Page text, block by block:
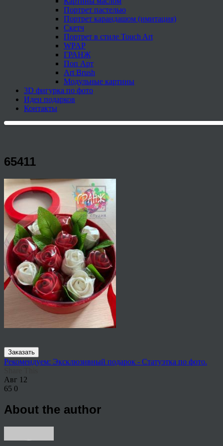
Портрет пастелью
Портрет карандашом (имитация)
Скетч
Портрет в стиле Touch Art
WPAP
ГРАНЖ
Поп Арт
Art Brush
Модульные картины
3D фигурка по фото
Идеи подарков
Контакты
65411
Заказать
Рекомендуем: Эксклюзивный подарок - Статуэтка по фото.
Авг 12
65 0
About the author